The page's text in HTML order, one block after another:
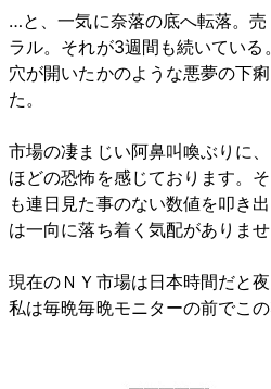
…と、一気に奈落の底へ転落。
ラル。それが3週間も続いてい
穴が開いたかのような悪夢の下
た。
市場の凄まじい阿鼻叫喚ぶりに
ほどの恐怖を感じております。
も連日見た事のない数値を叩き
は一向に落ち着く気配がありませ
現在のＮＹ市場は日本時間だと
私は毎晩毎晩モニターの前でこの